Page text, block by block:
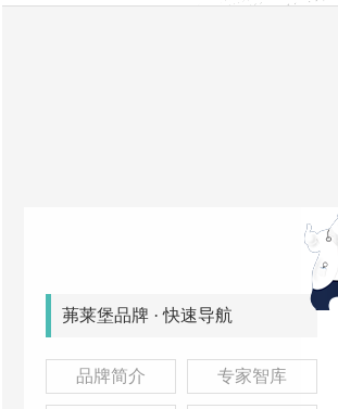
茀莱堡品牌 · 快速导航
品牌简介 专家智库